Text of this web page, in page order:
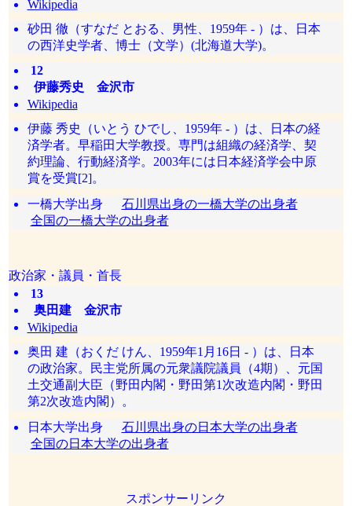
Wikipedia
砂田 徹（すなだ とおる、男性、1959年 - ）は、日本
の西洋史学者、博士（文学）(北海道大学)。
12
伊藤秀史 金沢市
Wikipedia
伊藤 秀史（いとう ひでし、1959年 - ）は、日本の経
済学者。早稲田大学教授。専門は組織の経済学、契
約理論、行動経済学。2003年には日本経済学会中原
賞を受賞[2]。
一橋大学出身 石川県出身の一橋大学の出身者
全国の一橋大学の出身者
政治家・議員・首長
13
奥田建 金沢市
Wikipedia
奥田 建（おくだ けん、1959年1月16日 - ）は、日本
の政治家。民主党所属の元衆議院議員（4期）、元国
土交通副大臣（野田内閣・野田第1次改造内閣・野田
第2次改造内閣）。
日本大学出身 石川県出身の日本大学の出身者
全国の日本大学の出身者
スポンサーリンク